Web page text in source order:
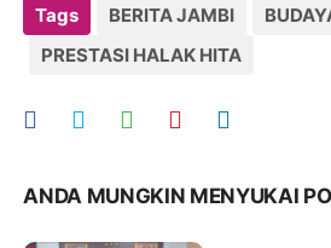
Tags BERITA JAMBI
PRESTASI HALAK HITA
ANDA MUNGKIN MENYUKAI